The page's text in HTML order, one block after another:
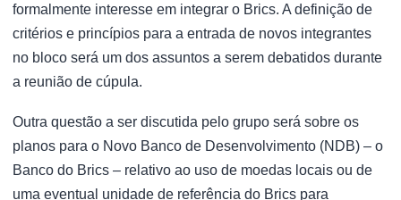
formalmente interesse em integrar o Brics. A definição de
critérios e princípios para a entrada de novos integrantes
no bloco será um dos assuntos a serem debatidos durante
a reunião de cúpula.
Outra questão a ser discutida pelo grupo será sobre os
planos para o Novo Banco de Desenvolvimento (NDB) – o
Banco do Brics – relativo ao uso de moedas locais ou de
uma eventual unidade de referência do Brics para